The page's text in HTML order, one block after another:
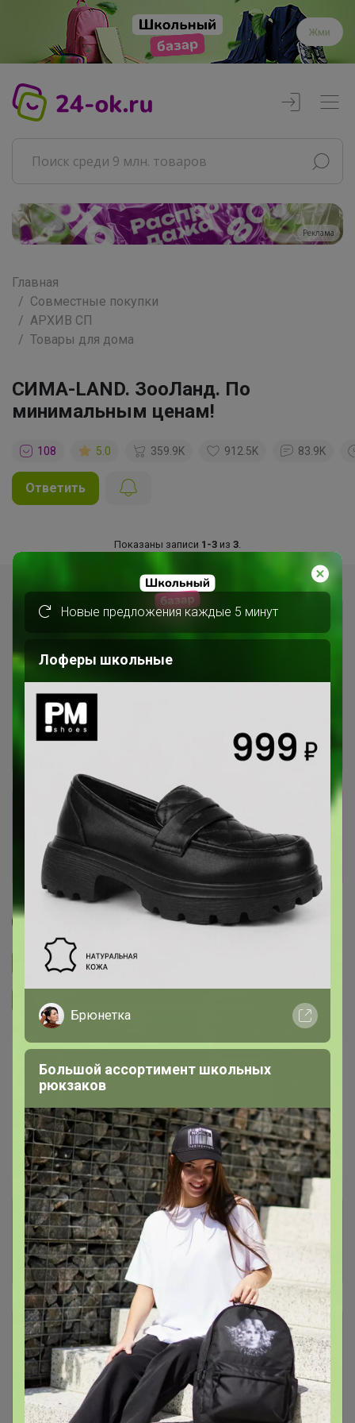
Жми
Реклама
Главная
Совместные покупки
АРХИВ СП
Товары для дома
СИМА-LAND. ЗооЛанд. По
минимальным ценам!
108 5.0 359.9K 912.5K 83.9K
Ответить
Показаны записи 1-3 из 3
Сбор заказов в данной закупке
завершен
Перейти к текущей закупке
Федора Ивановна
Подписаться на закупку
В архиве Собрано
Ожидание ~ 7 дней
Пристрой 5 лотов
Комментарии к лотам
Отзывы участников
Описание
Условия участия
Новые предложения каждые 5 минут
Лоферы школьные
Брюнетка
Большой ассортимент школьных
рюкзаков